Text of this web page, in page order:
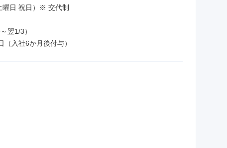
曜日 祝日）※ 交代制
翌1/3）
入社6か月後付与）